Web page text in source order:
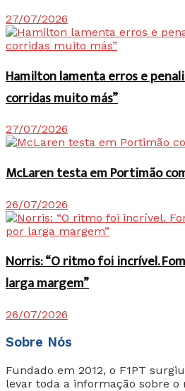
27/07/2026
Hamilton lamenta erros e
corridas muito más”
27/07/2026
McLaren testa em Portimão
26/07/2026
Norris: “O ritmo foi incrível.
larga margem”
26/07/2026
Sobre Nós
Fundado em 2012, o F1PT
levar toda a informação sobre o